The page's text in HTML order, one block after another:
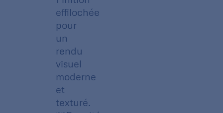
effilochée
pour
un
rendu
visuel
moderne
et
texturé.